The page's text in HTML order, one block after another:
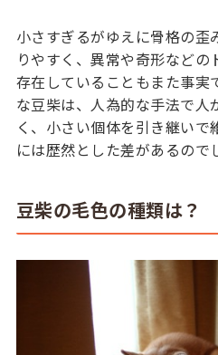
小さすぎるがゆえに骨格の歪
りやすく、異常や奇形など
存在していることもまた事実
な豆柴は、人為的な手法で人
く、小さい個体を引き継いで
には歴然とした差があるので
豆柴の毛色の種類は？